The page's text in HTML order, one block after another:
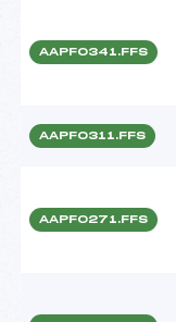
AAPF0341.FFS
AAPF0311.FFS
AAPF0271.FFS